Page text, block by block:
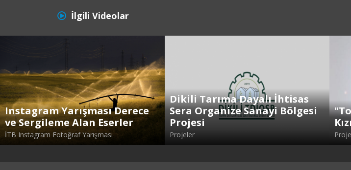
İlgili Videolar
Instagram Yarışması Derece
ve Sergileme Alan Eserler
İTB Instagram Fotoğraf Yarışması
Dikili Tarıma Dayalı İhtisas
Sera Organize Sanayi Bölgesi
Projesi
Projeler